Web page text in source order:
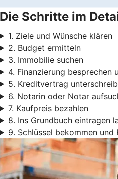
Die Schritte im
1. Ziele und Wünsche klären
2. Budget ermitteln
3. Immobilie suchen
4. Finanzierung besprechen
5. Kreditvertrag
6. Notarin oder Notar
7. Kaufpreis bezahlen
8. Ins Grundbuch eintragen
9. Schlüssel bekommen und